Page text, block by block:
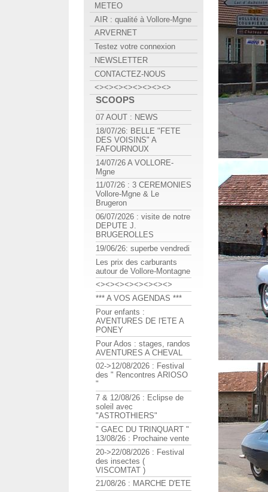
METEO
AIR : qualité à Vollore-Mgne
ARVERNET
Testez votre connexion
NEWSLETTER
CONTACTEZ-NOUS
<><><><><><><><>
SCOOPS
07 AOUT : NEWS
18/07/26: BELLE "FETE
DES VOISINS" A
FAFOURNOUX
14/07/26 A VOLLORE-
Mgne
11/07/26 : 3 CEREMONIES
Vollore-Mgne & Le
Brugeron
06/07/2026 : visite de notre
DEPUTE J.
BRUGEROLLES
19/06/26: superbe vendredi
Les prix des carburants
autour de Vollore-Montagne
<><><><><><><><>
*** A VOS AGENDAS ***
Pour enfants :
AVENTURES DE l'ETE A
PONEY
Pour Ados : stages, randos
AVENTURES A CHEVAL
02->12/08/2026 : Festival
des " Rencontres ARIOSO
"
7 & 12/08/26 : Eclipse de
soleil avec
"ASTROTHIERS"
" GAEC DU TRINQUART "
13/08/26 : Prochaine vente
20->22/08/2026 : Festival
des insectes (
VISCOMTAT )
21/08/26 : MARCHE D'ETE